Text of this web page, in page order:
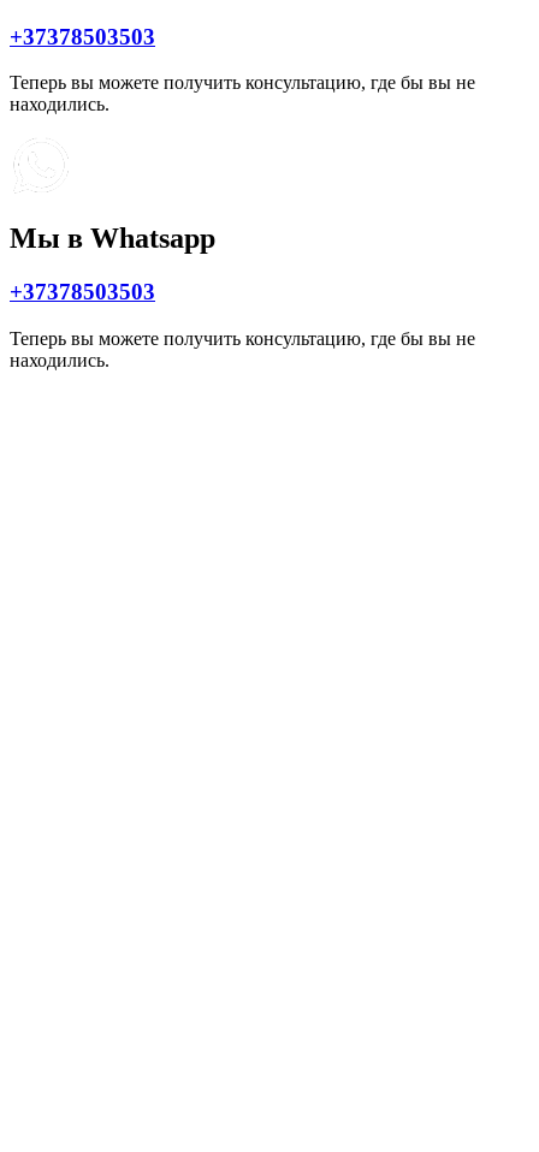
+37378503503
Теперь вы можете получить консультацию, где бы вы не
находились.
Мы в Whatsapp
+37378503503
Теперь вы можете получить консультацию, где бы вы не
находились.